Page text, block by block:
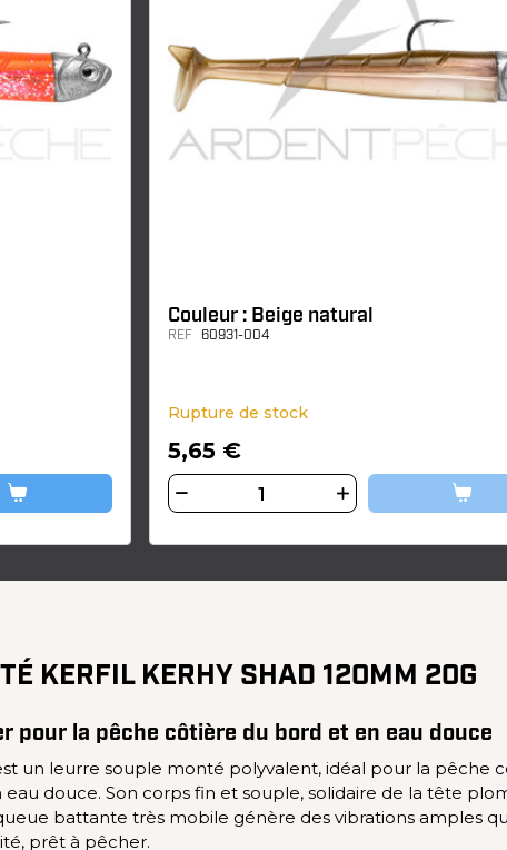
Couleur : Beige natural
REF 60931-004
Rupture de stock
5,65 €
KERFIL KERHY SHAD 120MM 20G
pour la pêche côtière du bord et en eau douce
un leurre souple monté polyvalent, idéal pour la pêche
eau douce. Son corps fin et souple, solidaire de la tête
battante très mobile génère des vibrations amples
prêt à pêcher.